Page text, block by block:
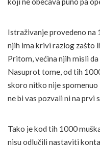
Istraživanje provedeno na
njih ima krivi razlog zašto
Pritom, većina njih misli
Nasuprot tome, od tih
skoro nitko nije spomenuo
ne bi vas pozvali ni na prvi
Tako je kod tih 1000
nisu odlučili nastaviti